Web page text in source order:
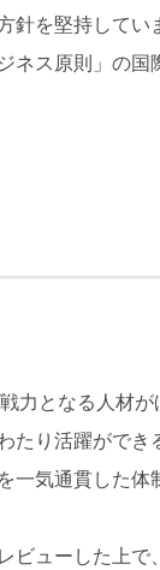
針を堅持してい
ネス原則」の国
力となる人材が
たり活躍ができ
一気通貫した体
ューした上で、